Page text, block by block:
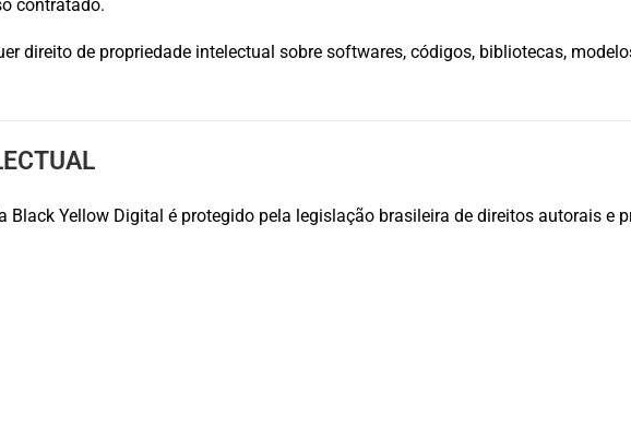
contratado.
direito de propriedade intelectual sobre softwares, códigos, bibliotecas,
Yellow Digital é protegido pela legislação brasileira de direitos autorais e